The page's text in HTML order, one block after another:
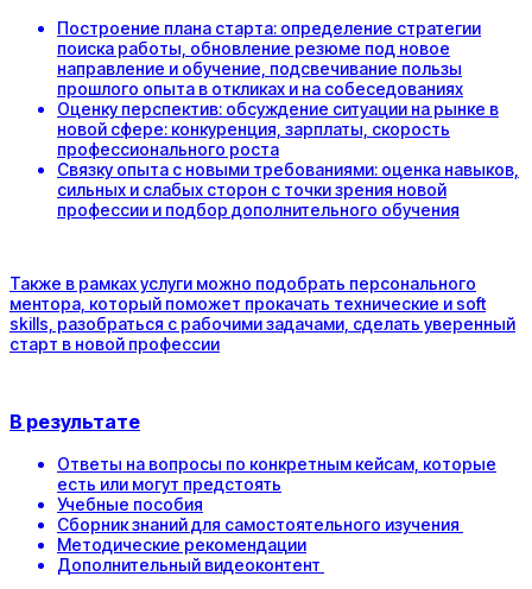
Построение плана старта: определение стратегии
поиска работы, обновление резюме под новое
направление и обучение, подсвечивание пользы
прошлого опыта в откликах и на собеседованиях
Оценку перспектив: обсуждение ситуации на рынке в
новой сфере: конкуренция, зарплаты, скорость
профессионального роста
Связку опыта с новыми требованиями: оценка навыков,
сильных и слабых сторон с точки зрения новой
профессии и подбор дополнительного обучения
Также в рамках услуги можно подобрать персонального
ментора, который поможет прокачать технические и soft
skills, разобраться с рабочими задачами, сделать уверенный
старт в новой профессии
В результате
Ответы на вопросы по конкретным кейсам, которые
есть или могут предстоять
Учебные пособия
Сборник знаний для самостоятельного изучения
Методические рекомендации
Дополнительный видеоконтент